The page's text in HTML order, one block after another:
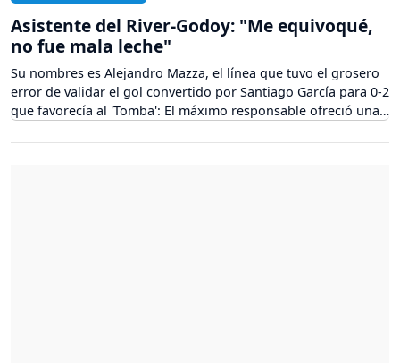
Asistente del River-Godoy: "Me equivoqué,
no fue mala leche"
Su nombres es Alejandro Mazza, el línea que tuvo el grosero
error de validar el gol convertido por Santiago García para 0-2
que favorecía al 'Tomba': El máximo responsable ofreció unas
raro"